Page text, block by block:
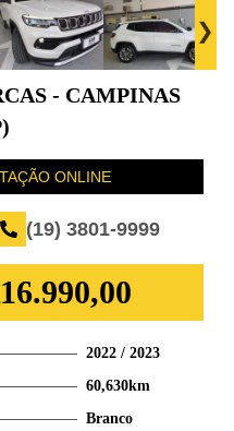
- CAMPINAS
ONLINE
(19) 3801-9999
2022/ 2023
60,630km
Branco